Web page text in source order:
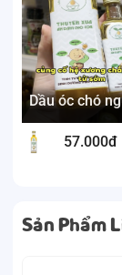
Dầu óc chó
ăn dặm cho bé
57.000đ
Sản Phẩm